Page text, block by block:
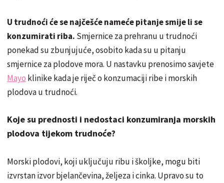
U trudnoći će se najčešće nameće pitanje smije li se
konzumirati riba. Smjernice za prehranu u trudnoći
ponekad su zbunjujuće, osobito kada su u pitanju
smjernice za plodove mora. U nastavku prenosimo savjete
Mayo klinike kada je riječ o konzumaciji ribe i morskih
plodova u trudnoći.
Koje su prednosti i nedostaci konzumiranja morskih
plodova tijekom trudnoće?
Morski plodovi, koji uključuju ribu i školjke, mogu biti
izvrstan izvor bjelančevina, željeza i cinka. Upravo su to